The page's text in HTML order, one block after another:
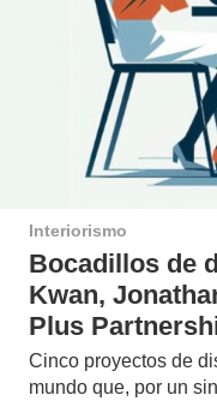
Interiorismo
Bocadillos de
Kwan,
Plus
Cinco proyectos de
mundo que, por un